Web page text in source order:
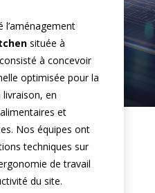
l’aménagement
située à
à concevoir
optimisée pour la
en
et
Nos équipes ont
techniques sur
de travail
du site.